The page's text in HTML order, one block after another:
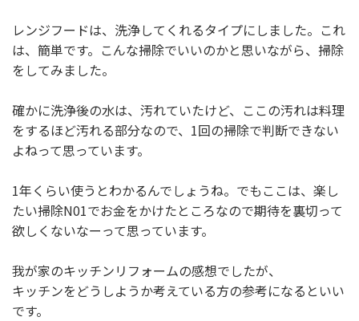
レンジフードは、洗浄してくれるタイプにしました。これ
は、簡単です。こんな掃除でいいのかと思いながら、掃除
をしてみました。
確かに洗浄後の水は、汚れていたけど、ここの汚れは料理
をするほど汚れる部分なので、1回の掃除で判断できない
よねって思っています。
1年くらい使うとわかるんでしょうね。でもここは、楽し
たい掃除N01でお金をかけたところなので期待を裏切って
欲しくないなーって思っています。
我が家のキッチンリフォームの感想でしたが、
キッチンをどうしようか考えている方の参考になるといい
です。